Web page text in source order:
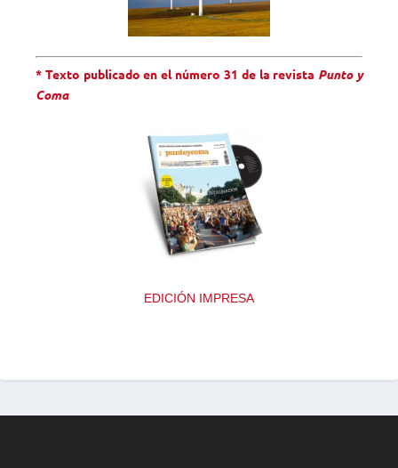
* Texto publicado en el número 31 de la revista Punto y
Coma
EDICIÓN IMPRESA